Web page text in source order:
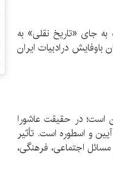
به جای «تاریخ نقلی» به
درادبیات ایران
است؛ در حقیقت عاشورا
و اسطوره است. تأثیر
اجتماعی، فرهنگی،